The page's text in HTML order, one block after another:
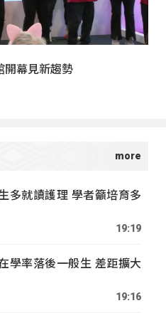
開幕見新趨勢
多就讀護理 學者籲培育多
19:19
學率落後一般生 差距擴大
19:16